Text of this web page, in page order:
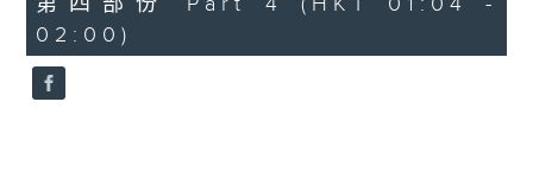
节目时间：0100-0200
minutes,
9
seconds
02:00)